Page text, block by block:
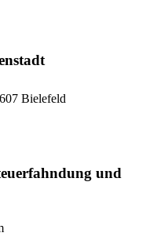
Bielefeld
und